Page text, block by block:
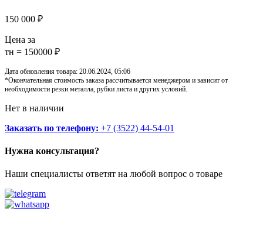
150 000 ₽
Цена за
тн = 150000 ₽
Дата обновления товара: 20.06.2024, 05:06
*Окончательная стоимость заказа рассчитывается менеджером и зависит от
необходимости резки металла, рубки листа и других условий.
Нет в наличии
Заказать по телефону: +7 (3522) 44-54-01
Нужна консультация?
Наши специалисты ответят на любой вопрос о товаре